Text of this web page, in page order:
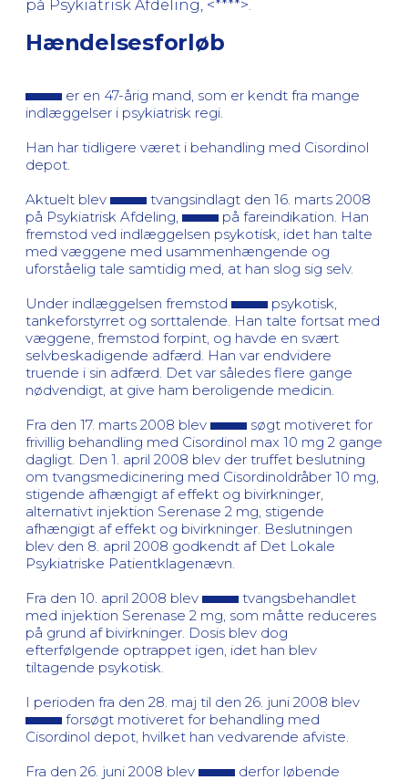
på Psykiatrisk Afdeling, <****>.
Hændelsesforløb
er en 47-årig mand, som er kendt fra mange
indlæggelser i psykiatrisk regi.
Han har tidligere været i behandling med Cisordinol
depot.
Aktuelt blev
tvangsindlagt den 16. marts 2008
på Psykiatrisk Afdeling,
på fareindikation. Han
fremstod ved indlæggelsen psykotisk, idet han talte
med væggene med usammenhængende og
uforståelig tale samtidig med, at han slog sig selv.
Under indlæggelsen fremstod
psykotisk,
tankeforstyrret og sorttalende. Han talte fortsat med
væggene, fremstod forpint, og havde en svært
selvbeskadigende adfærd. Han var endvidere
truende i sin adfærd. Det var således flere gange
nødvendigt, at give ham beroligende medicin.
Fra den 17. marts 2008 blev
søgt motiveret for
frivillig behandling med Cisordinol max 10 mg 2 gange
dagligt. Den 1. april 2008 blev der truffet beslutning
om tvangsmedicinering med Cisordinoldråber 10 mg,
stigende afhængigt af effekt og bivirkninger,
alternativt injektion Serenase 2 mg, stigende
afhængigt af effekt og bivirkninger. Beslutningen
blev den 8. april 2008 godkendt af Det Lokale
Psykiatriske Patientklagenævn.
Fra den 10. april 2008 blev
tvangsbehandlet
med injektion Serenase 2 mg, som måtte reduceres
på grund af bivirkninger. Dosis blev dog
efterfølgende optrappet igen, idet han blev
tiltagende psykotisk.
I perioden fra den 28. maj til den 26. juni 2008 blev
forsøgt motiveret for behandling med
Cisordinol depot, hvilket han vedvarende afviste.
Fra den 26. juni 2008 blev
derfor løbende